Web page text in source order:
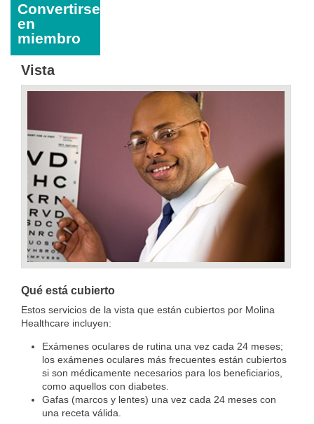
Convertirse
en
miembro
Vista
Qué está cubierto
Estos servicios de la vista que están cubiertos por Molina
Healthcare incluyen:
Exámenes oculares de rutina una vez cada 24 meses;
los exámenes oculares más frecuentes están cubiertos
si son médicamente necesarios para los beneficiarios,
como aquellos con diabetes.
Gafas (marcos y lentes) una vez cada 24 meses con
una receta válida.